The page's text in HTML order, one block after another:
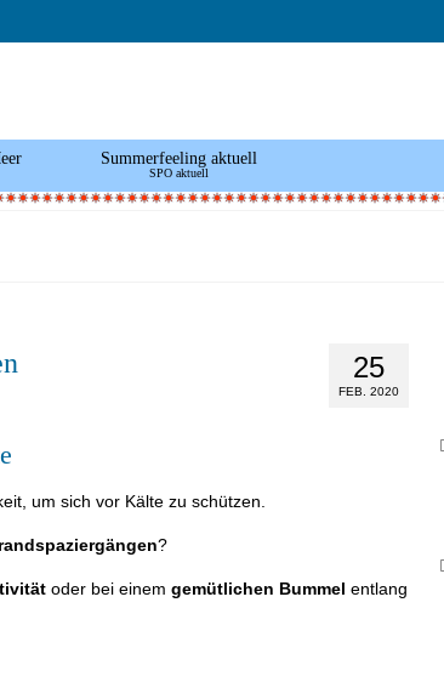
Summerfeeling aktuell
SPO aktuell
25
FEB. 2020
um sich vor Kälte zu schützen.
?
oder bei einem gemütlichen Bummel entlang